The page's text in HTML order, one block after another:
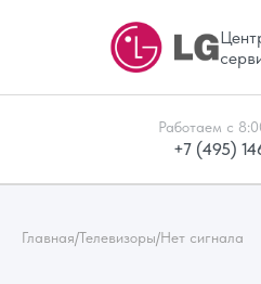
Работаем с
+7 (495)
Главная/Телевизоры/Нет сигнала